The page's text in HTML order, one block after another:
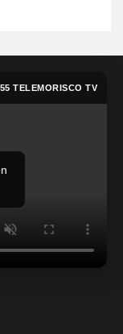
55 TELEMORISCO TV